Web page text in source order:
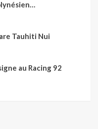
Tauhiti Nui
au Racing 92